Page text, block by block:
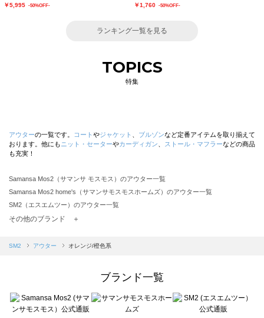
￥5,995 -50%OFF- ￥1,760 -50%OFF-
ランキング一覧を見る
TOPICS
特集
アウターの一覧です。 コート やジャケット ブルゾンなど定番アイテムを取り揃えて
おります。他にも ニット・セーターやカーディガン ストール・マフラーなどの商品
も充実！
Samansa Mos2（サマンサ モスモス）のアウター一覧
Samansa Mos2 home's（サマンサモスモスホームズ）のアウター一覧
SM2（エスエムツー）のアウター一覧
TSUHARU by Samansa Mos2（ツハルバイサマンサモスモス）のアウター一覧
Samansa Mos2 blue（サマンサモスモス ブルー）のアウター一覧
sō4ū（ソウフォーユー）のアウター一覧
Te chichi（テチチ）のアウター一覧
Te chichi CLASSIC（テチチ クラシック）のアウター一覧
その他のブランド ＋
SM2 アウター オレンジ/橙色系
ブランド一覧